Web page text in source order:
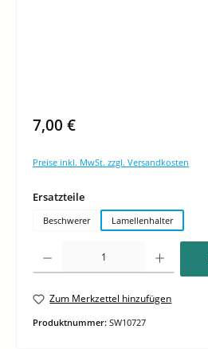
7,00 €
Preise inkl. MwSt. zzgl. Versandkosten
Ersatzteileauswählen
Beschwerer Lamellenhalter
Zum Merkzettel hinzufügen
Produktnummer: SW10727